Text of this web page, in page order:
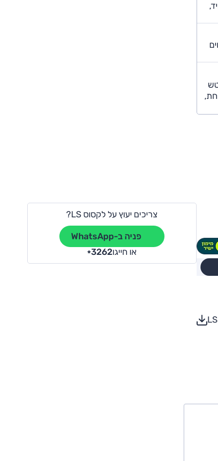
משובחת,
צריכים יעוץ על לקסוס LS?
פניה ב-WhatsApp
או חייגו
*3262